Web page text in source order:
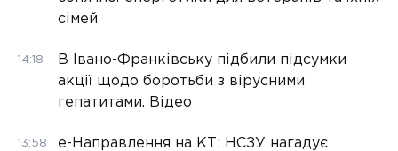
сімей
14:18
В Івано-Франківську підбили підсумки
акції щодо боротьби з вірусними
гепатитами. Відео
13:58
е-Направлення на КТ: НСЗУ нагадує